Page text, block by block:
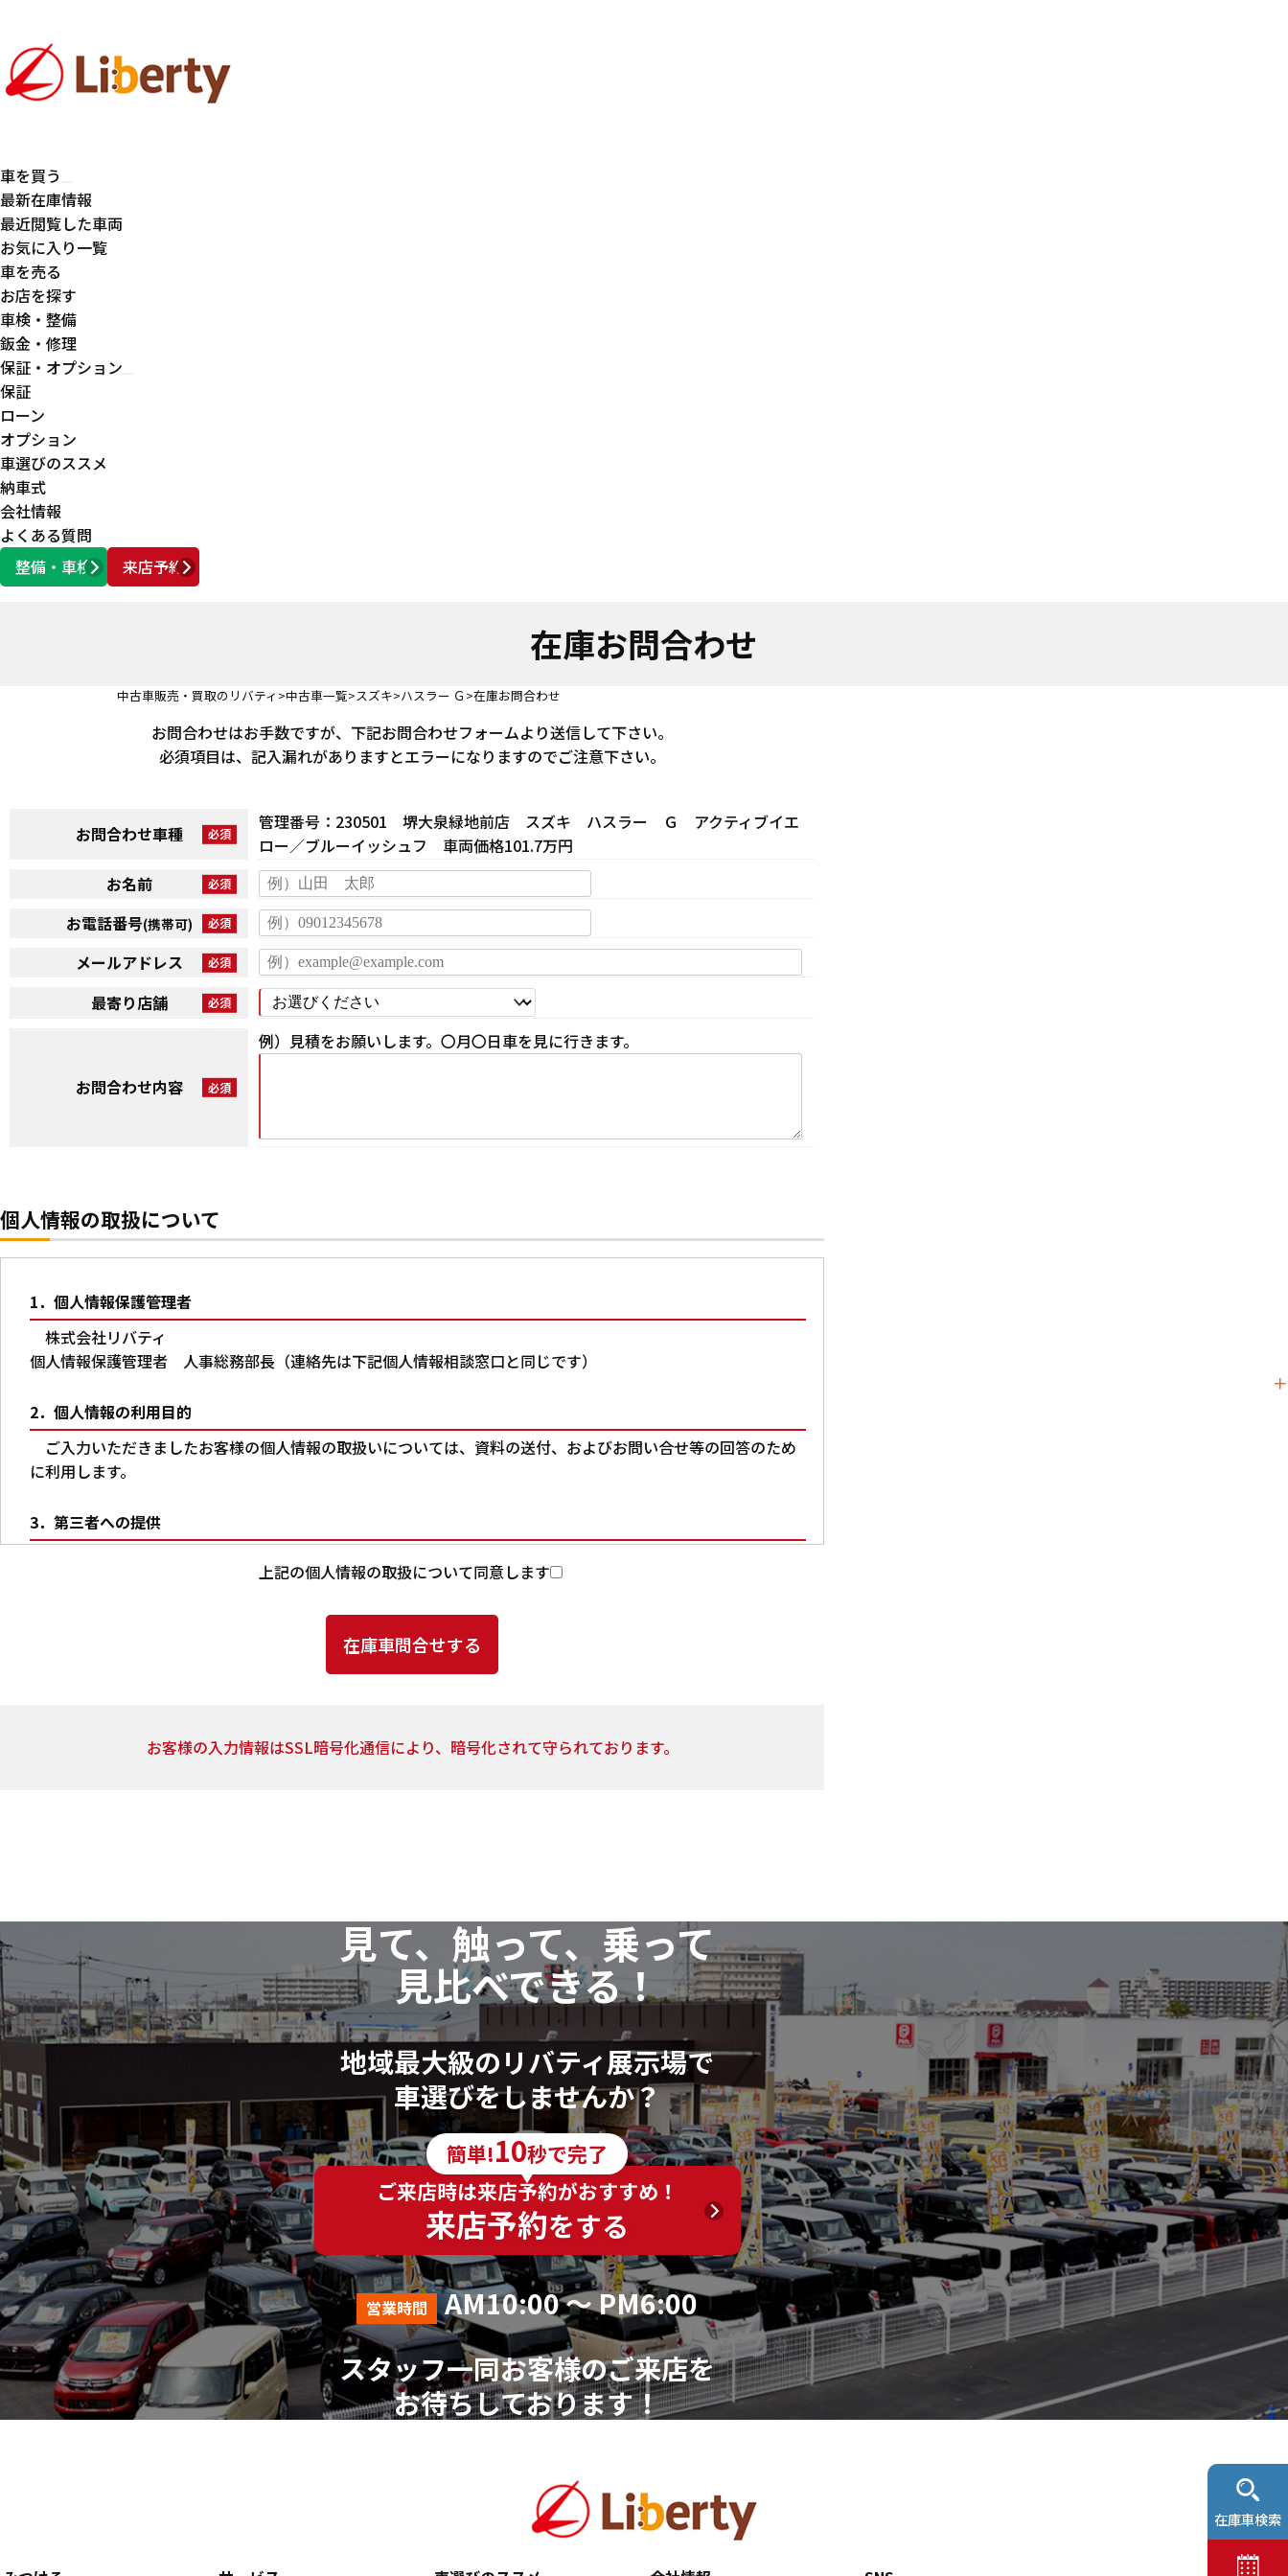
車を買う
最新在庫情報
最近閲覧した車両
お気に入り一覧
車を売る
お店を探す
車検・整備
鈑金・修理
保証・オプション
保証
ローン
オプション
車選びのススメ
納車式
会社情報
よくある質問
整備・車検
来店予約
営業時間 AM10:00 ～ PM6:00
在庫お問合わせ
中古車販売・買取のリバティ 中古車一覧 スズキ ハスラー Ｇ 在庫お問合わせ
お問合わせはお手数ですが、下記お問合わせフォームより送信して下さい。
必須項目は、記入漏れがありますとエラーになりますのでご注意下さい。
お問合わせ車種
管理番号：230501 堺大泉緑地前店 スズキ ハスラー Ｇ アクティブイエ
ロー／ブルーイッシュフ 車両価格101.7万円
お名前
お電話番号(携帯可)
メールアドレス
最寄り店舗
お問合わせ内容
例）見積をお願いします。〇月〇日車を見に行きます。
個人情報の取扱について
1．個人情報保護管理者
株式会社リバティ
個人情報保護管理者 人事総務部長（連絡先は下記個人情報相談窓口と同じです）
2．個人情報の利用目的
ご入力いただきましたお客様の個人情報の取扱いについては、資料の送付、およびお問い合せ等の回答のため
に利用します。
3．第三者への提供
上記2.の利用目的の達成に必要な範囲内において、ご提供頂いた個人情報の取扱いを委託する場合があります。
ご入力は任意ですが、ご入力いただけない項目やご入力いただいた個人情報に漏れや誤りがあった場合、資料
請求およびお問合せに対する回答が出来ない場合がございます。
7．その他
本人が容易に認識できない方法による個人情報の取得は行っておりません。
個人情報に関する相談窓口
株式会社リバティ 個人情報相談窓口(人事総務部)
〒612-8246 京都府京都市伏見区横大路芝生30番地8
（平日AM10:00～PM18:00 ※土、日、祝、年末年始を除く）
上記の個人情報の取扱について同意します
お客様の入力情報はSSL暗号化通信により、暗号化されて守られております。
在庫車検索
見て、触って、乗って
見比べできる！
地域最大級のリバティ展示場で
車選びをしませんか？
簡単!10秒で完了
ご来店時は来店予約がおすすめ！
来店予約をする
営業時間
AM10:00 ～ PM6:00
スタッフ一同お客様のご来店を
お待ちしております！